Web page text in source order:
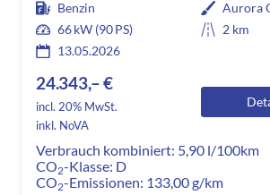
Benzin
Aurora
66 kW (90 PS)
2 km
13.05.2026
24.343,– €
incl. 20% MwSt.
inkl. NoVA
Verbrauch kombiniert: 5,90 l/100km
CO2-Klasse: D
CO2-Emissionen: 133,00 g/km